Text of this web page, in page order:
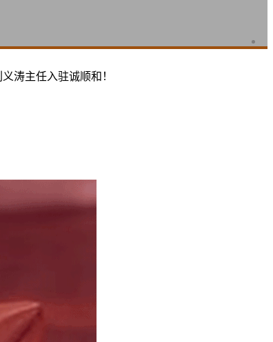
涛主任入驻诚顺和！